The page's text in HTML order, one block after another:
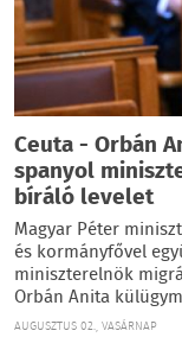
Ceuta - Orbán
spanyol
bíráló levelet
Magyar Péter
és kormányfővel
miniszterelnök
Orbán Anita
AUGUSZTUS 02., VASÁRNAP